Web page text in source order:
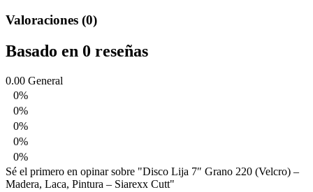
Valoraciones (0)
Basado en 0 reseñas
0.00 General
0%
0%
0%
0%
0%
Sé el primero en opinar sobre "Disco Lija 7″ Grano 220 (Velcro) –
Madera, Laca, Pintura – Siarexx Cutt"